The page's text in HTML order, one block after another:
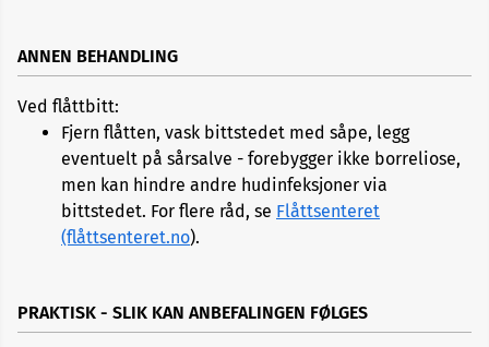
ANNEN BEHANDLING
Ved flåttbitt:
Fjern flåtten, vask bittstedet med såpe, legg
eventuelt på sårsalve - forebygger ikke borreliose,
men kan hindre andre hudinfeksjoner via
bittstedet. For flere råd, se Flåttsenteret
(flåttsenteret.no).
PRAKTISK - SLIK KAN ANBEFALINGEN FØLGES